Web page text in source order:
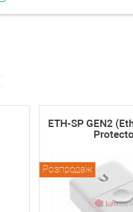
ETH-SP GEN2
Розпродаж